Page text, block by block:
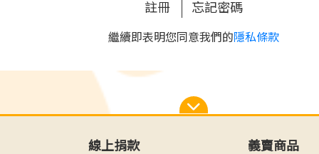
註冊 忘記密碼
繼續即表明您同意我們的隱私條款
線上捐款 義賣商品